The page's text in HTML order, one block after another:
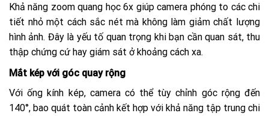
Khả năng zoom quang học 6x giúp camera phóng to các chi
tiết nhỏ một cách sắc nét mà không làm giảm chất lượng
hình ảnh. Đây là yếu tố quan trọng khi bạn cần quan sát, thu
thập chứng cứ hay giám sát ở khoảng cách xa.
Mắt kép với góc quay rộng
Với ống kính kép, camera có thể tùy chỉnh góc rộng đến
140°, bao quát toàn cảnh kết hợp với khả năng tập trung chi